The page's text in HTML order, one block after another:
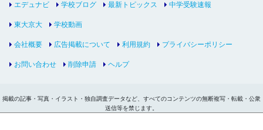
エデュナビ 学校ブログ 最新トピックス 中学受験速報
東大京大 学校動画
会社概要 広告掲載について 利用規約 プライバシーポリシー
お問い合わせ 削除申請 ヘルプ
掲載の記事・写真・イラスト・独自調査データなど、すべてのコンテンツの無断複写・転載・公衆
送信等を禁じます。